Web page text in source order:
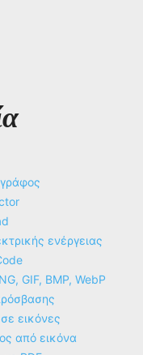
ενέργειας
GIF, BMP, WebP
εικόνες
από εικόνα